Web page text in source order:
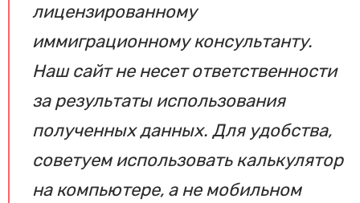
лицензированному
иммиграционному консультанту.
Наш сайт не несет ответственности
за результаты использования
полученных данных. Для удобства,
советуем использовать калькулятор
на компьютере, а не мобильном